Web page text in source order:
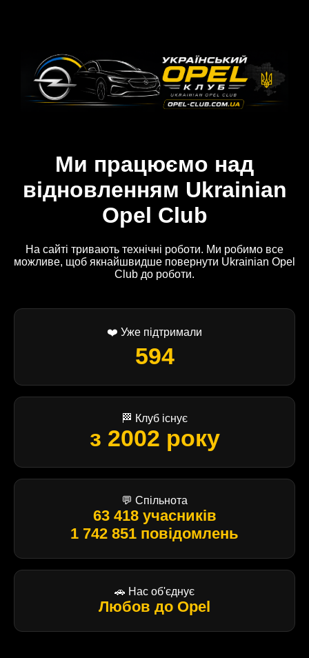
Ми працюємо над
відновленням Ukrainian
Opel Club
На сайті тривають технічні роботи. Ми робимо все
можливе, щоб якнайшвидше повернути Ukrainian Opel
Club до роботи.
❤️ Уже підтримали
594
🏁 Клуб існує
з 2002 року
💬 Спільнота
63 418 учасників
1 742 851 повідомлень
🚗 Нас об'єднує
Любов до Opel